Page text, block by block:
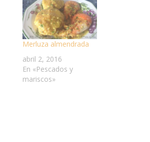
Merluza almendrada
abril 2, 2016
En «Pescados y
mariscos»